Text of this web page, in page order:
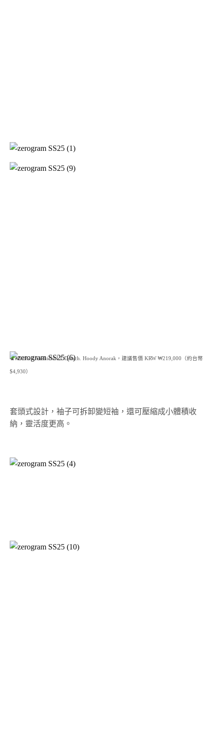
▲Mitchell Airshield LT Detach. Hoody Anorak，建議售價 KRW ₩219,000（約台幣
$4,930）
套頭式設計，袖子可拆卸變短袖，還可壓縮成小體積收
納，靈活度更高。